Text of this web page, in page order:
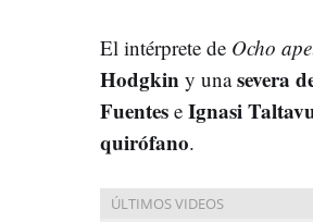
El intérprete de Ocho
Hodgkin y unasevera
Fuentes e Ignasi
quirófano.